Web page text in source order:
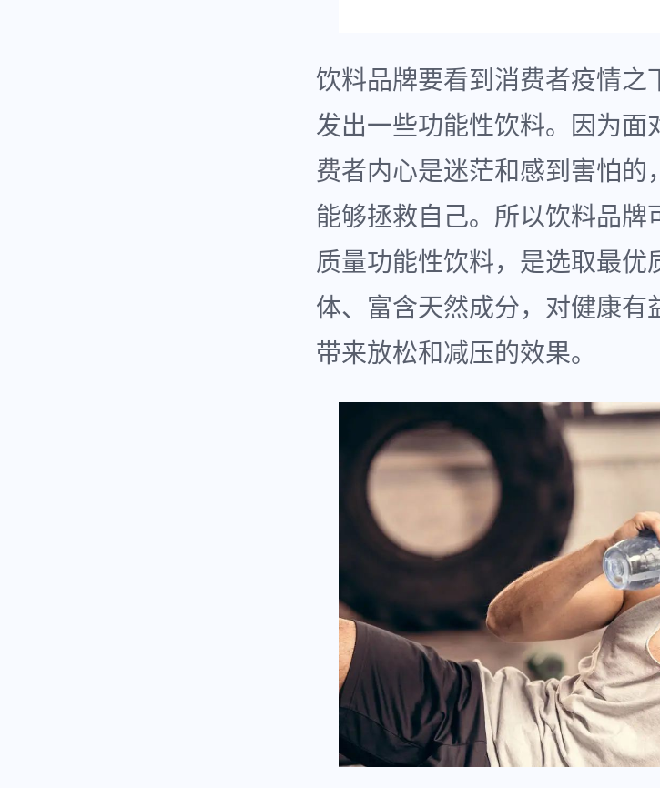
饮料品牌要看到消费者疫情之
发出一些功能性饮料。因为面
费者内心是迷茫和感到害怕的
能够拯救自己。所以饮料品牌
质量功能性饮料，是选取最优
体、富含天然成分，对健康有
带来放松和减压的效果。